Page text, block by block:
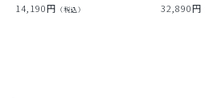
14,190円 （税込） 32,890円